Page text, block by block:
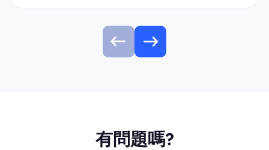
有問題嗎?